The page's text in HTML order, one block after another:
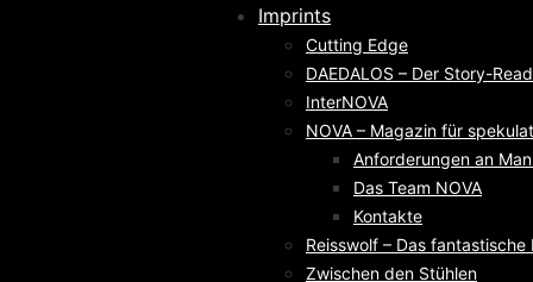
Imprints
Cutting Edge
DAEDALOS – Der Story-
InterNOVA
NOVA – Magazin für
Anforderungen an
Das Team NOVA
Kontakte
Reisswolf – Das fantastische
Zwischen den Stühlen